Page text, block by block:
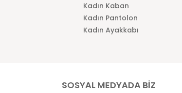
Kadın Kaban
Kadın Pantolon
Kadın Ayakkabı
SOSYAL MEDYADA BİZ